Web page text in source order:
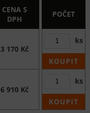
CENA S
DPH
POČET
3 170 Kč
ks
KOUPIT
6 910 Kč
ks
KOUPIT